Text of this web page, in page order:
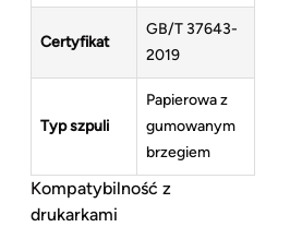
Certyfikat
GB/T 37643-
2019
Typ szpuli
Papierowa z
gumowanym
brzegiem
Kompatybilność z
drukarkami